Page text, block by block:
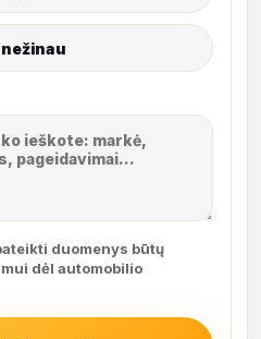
duomenys būtų
dėl automobilio